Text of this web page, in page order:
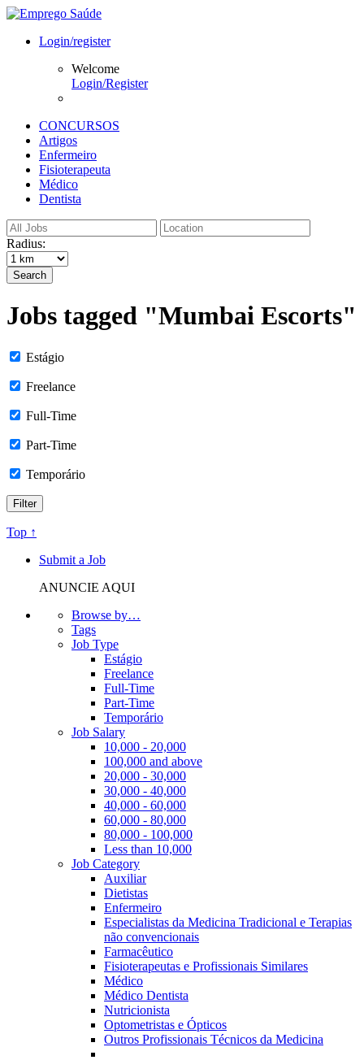
Login/register
Welcome
Login/Register
CONCURSOS
Artigos
Enfermeiro
Fisioterapeuta
Médico
Dentista
Radius:
Search
Jobs tagged "Mumbai Escorts"
Estágio
Freelance
Full-Time
Part-Time
Temporário
Top ↑
Submit a Job
ANUNCIE AQUI
Browse by…
Tags
Job Type
Estágio
Freelance
Full-Time
Part-Time
Temporário
Job Salary
10,000 - 20,000
100,000 and above
20,000 - 30,000
30,000 - 40,000
40,000 - 60,000
60,000 - 80,000
80,000 - 100,000
Less than 10,000
Job Category
Auxiliar
Dietistas
Enfermeiro
Especialistas da Medicina Tradicional e Terapias
não convencionais
Farmacêutico
Fisioterapeutas e Profissionais Similares
Médico
Médico Dentista
Nutricionista
Optometristas e Ópticos
Outros Profissionais Técnicos da Medicina